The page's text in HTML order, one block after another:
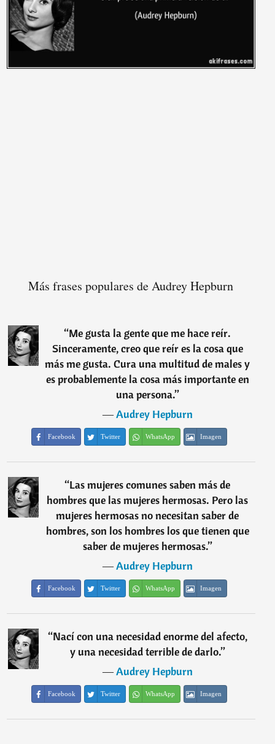
Más frases populares de Audrey Hepburn
“Me gusta la gente que me hace reír.
Sinceramente, creo que reír es la cosa que
más me gusta. Cura una multitud de males y
es probablemente la cosa más importante en
una persona.”
―Audrey Hepburn
Facebook Twitter WhatsApp Imagen
“Las mujeres comunes saben más de
hombres que las mujeres hermosas. Pero las
mujeres hermosas no necesitan saber de
hombres, son los hombres los que tienen que
saber de mujeres hermosas.”
―Audrey Hepburn
Facebook Twitter WhatsApp Imagen
“Nací con una necesidad enorme del afecto,
y una necesidad terrible de darlo.”
―Audrey Hepburn
Facebook Twitter WhatsApp Imagen